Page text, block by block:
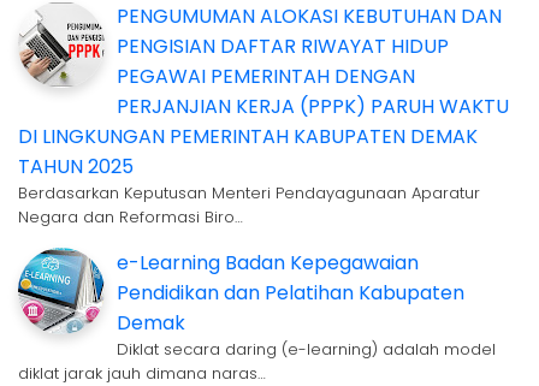
PENGUMUMAN ALOKASI KEBUTUHAN DAN
PENGISIAN DAFTAR RIWAYAT HIDUP
PEGAWAI PEMERINTAH DENGAN
PERJANJIAN KERJA (PPPK) PARUH WAKTU
DI LINGKUNGAN PEMERINTAH KABUPATEN DEMAK
TAHUN 2025
Berdasarkan Keputusan Menteri Pendayagunaan Aparatur
Negara dan Reformasi Biro…
e-Learning Badan Kepegawaian
Pendidikan dan Pelatihan Kabupaten
Demak
Diklat secara daring (e-learning) adalah model
diklat jarak jauh dimana naras…